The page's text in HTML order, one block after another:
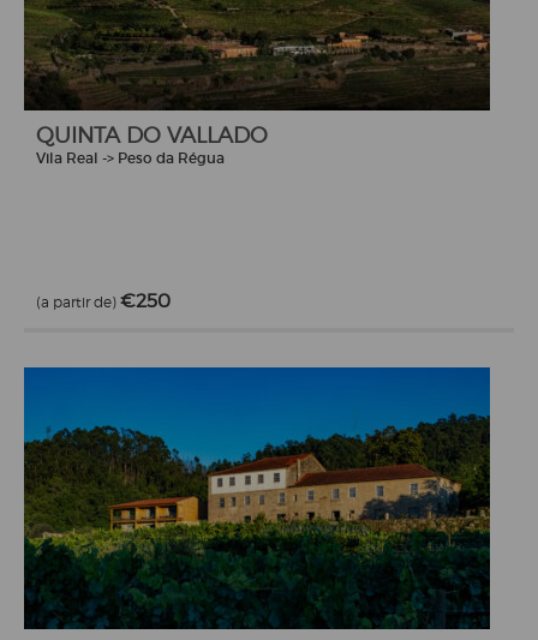
QUINTA DO VALLADO
Vila Real -> Peso da Régua
(a partir de) €250